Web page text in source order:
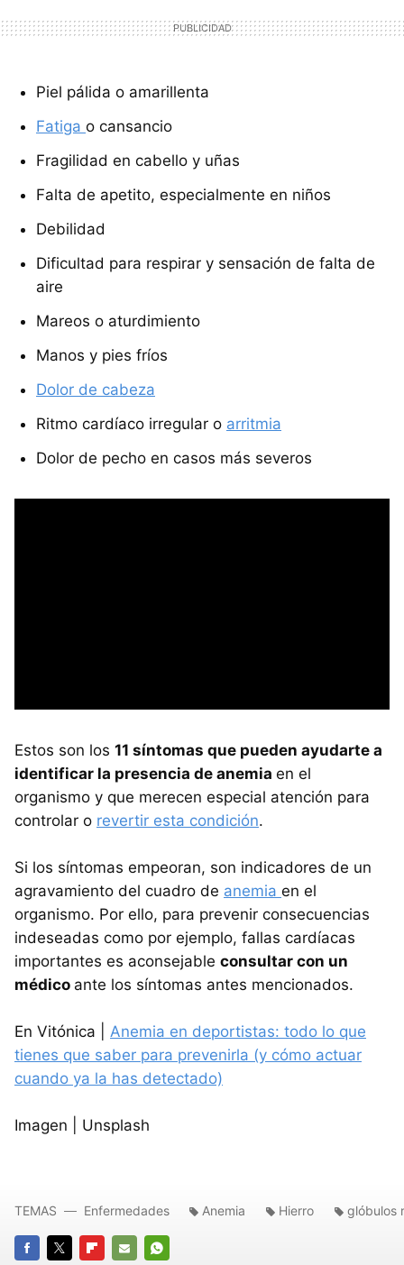
Piel pálida o amarillenta
Fatiga o cansancio
Fragilidad en cabello y uñas
Falta de apetito, especialmente en niños
Debilidad
Dificultad para respirar y sensación de falta de
aire
Mareos o aturdimiento
Manos y pies fríos
Dolor de cabeza
Ritmo cardíaco irregular o arritmia
Dolor de pecho en casos más severos
Estos son los 11 síntomas que pueden ayudarte a
identificar la presencia de anemia en el
organismo y que merecen especial atención para
controlar o revertir esta condición.
Si los síntomas empeoran, son indicadores de un
agravamiento del cuadro de anemia en el
organismo. Por ello, para prevenir consecuencias
indeseadas como por ejemplo, fallas cardíacas
importantes es aconsejable consultar con un
médico ante los síntomas antes mencionados.
En Vitónica | Anemia en deportistas: todo lo que
tienes que saber para prevenirla (y cómo actuar
cuando ya la has detectado)
Imagen | Unsplash
TEMAS Enfermedades Anemia Hierro glóbulos